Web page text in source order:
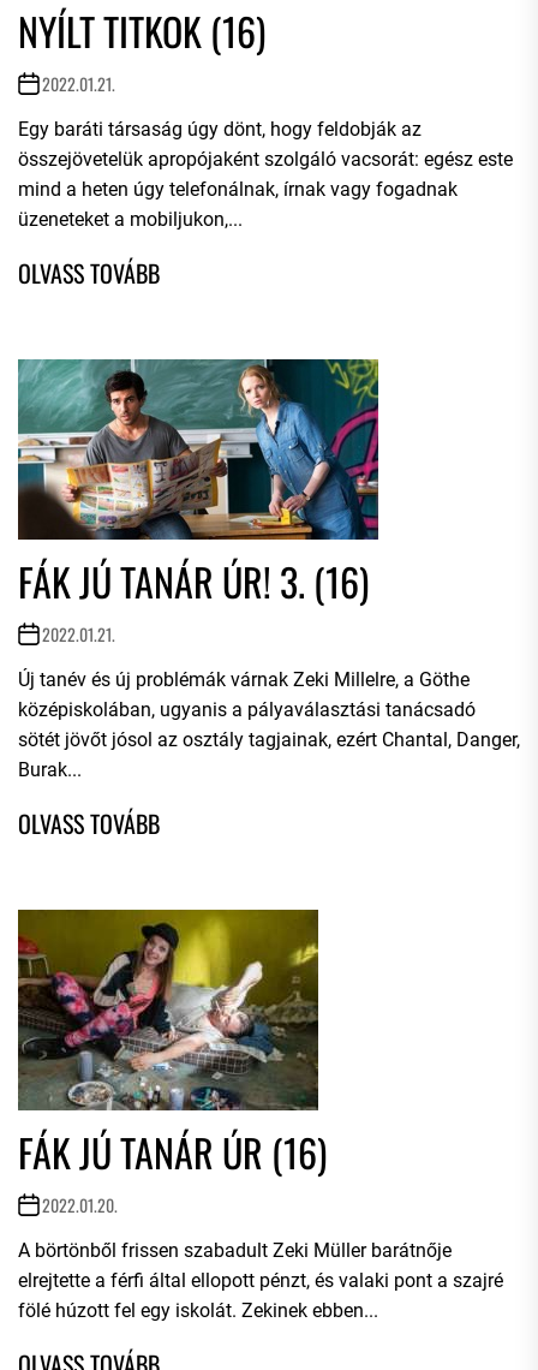
NYÍLT TITKOK (16)
2022.01.21.
Egy baráti társaság úgy dönt, hogy feldobják az
összejövetelük apropójaként szolgáló vacsorát: egész este
mind a heten úgy telefonálnak, írnak vagy fogadnak
üzeneteket a mobiljukon,...
FÁK JÚ TANÁR ÚR! 3. (16)
2022.01.21.
Új tanév és új problémák várnak Zeki Millelre, a Göthe
középiskolában, ugyanis a pályaválasztási tanácsadó
sötét jövőt jósol az osztály tagjainak, ezért Chantal, Danger,
Burak...
FÁK JÚ TANÁR ÚR (16)
2022.01.20.
A börtönből frissen szabadult Zeki Müller barátnője
elrejtette a férfi által ellopott pénzt, és valaki pont a szajré
fölé húzott fel egy iskolát. Zekinek ebben...